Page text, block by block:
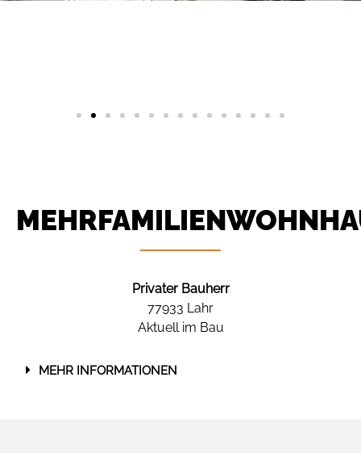
Privater Bauherr
77933 Lahr
Aktuell im Bau
MEHR INFORMATIONEN